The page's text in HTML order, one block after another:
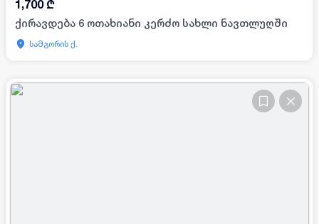
1,700 ₾
ქირავდება 6 ოთახიანი კერძო სახლი ნავთლუღში
სამგორის ქ.